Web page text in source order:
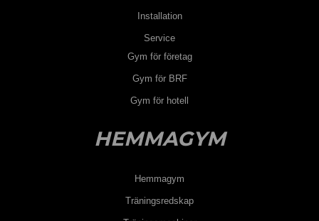
Installation
Service
Gym för företag
Gym för BRF
Gym för hotell
HEMMAGYM
Hemmagym
Träningsredskap